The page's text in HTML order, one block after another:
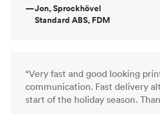
—Jon, Sprockhövel
Standard ABS, FDM
“Very fast and good looking
communication. Fast delivery
start of the holiday season.